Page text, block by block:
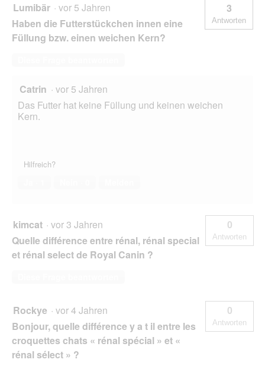
Lumibär · vor 5 Jahren
Haben die Futterstückchen innen eine
Füllung bzw. einen weichen Kern?
3
Antworten
Catrin · vor 5 Jahren
Das Futter hat keine Füllung und keinen weichen
Kern.
Hilfreich?
kimcat · vor 3 Jahren
Quelle différence entre rénal, rénal special
et rénal select de Royal Canin ?
0
Antworten
Rockye · vor 4 Jahren
Bonjour, quelle différence y a t il entre les
croquettes chats « rénal spécial » et «
rénal sélect » ?
0
Antworten